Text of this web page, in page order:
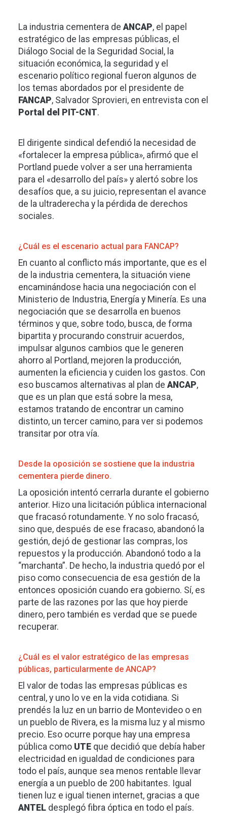
La industria cementera de ANCAP, el papel
estratégico de las empresas públicas, el
Diálogo Social de la Seguridad Social, la
situación económica, la seguridad y el
escenario político regional fueron algunos de
los temas abordados por el presidente de
FANCAP, Salvador Sprovieri, en entrevista con el
Portal del PIT-CNT.
El dirigente sindical defendió la necesidad de
«fortalecer la empresa pública», afirmó que el
Portland puede volver a ser una herramienta
para el «desarrollo del país» y alertó sobre los
desafíos que, a su juicio, representan el avance
de la ultraderecha y la pérdida de derechos
sociales.
¿Cuál es el escenario actual para FANCAP?
En cuanto al conflicto más importante, que es el
de la industria cementera, la situación viene
encaminándose hacia una negociación con el
Ministerio de Industria, Energía y Minería. Es una
negociación que se desarrolla en buenos
términos y que, sobre todo, busca, de forma
bipartita y procurando construir acuerdos,
impulsar algunos cambios que le generen
ahorro al Portland, mejoren la producción,
aumenten la eficiencia y cuiden los gastos. Con
eso buscamos alternativas al plan de ANCAP,
que es un plan que está sobre la mesa,
estamos tratando de encontrar un camino
distinto, un tercer camino, para ver si podemos
transitar por otra vía.
Desde la oposición se sostiene que la industria
cementera pierde dinero.
La oposición intentó cerrarla durante el gobierno
anterior. Hizo una licitación pública internacional
que fracasó rotundamente. Y no solo fracasó,
sino que, después de ese fracaso, abandonó la
gestión, dejó de gestionar las compras, los
repuestos y la producción. Abandonó todo a la
“marchanta”. De hecho, la industria quedó por el
piso como consecuencia de esa gestión de la
entonces oposición cuando era gobierno. Sí, es
parte de las razones por las que hoy pierde
dinero, pero también es verdad que se puede
recuperar.
¿Cuál es el valor estratégico de las empresas
públicas, particularmente de ANCAP?
El valor de todas las empresas públicas es
central, y uno lo ve en la vida cotidiana. Si
prendés la luz en un barrio de Montevideo o en
un pueblo de Rivera, es la misma luz y al mismo
precio. Eso ocurre porque hay una empresa
pública como UTE que decidió que debía haber
electricidad en igualdad de condiciones para
todo el país, aunque sea menos rentable llevar
energía a un pueblo de 200 habitantes. Igual
tienen luz e igual tienen internet, gracias a que
ANTEL desplegó fibra óptica en todo el país.